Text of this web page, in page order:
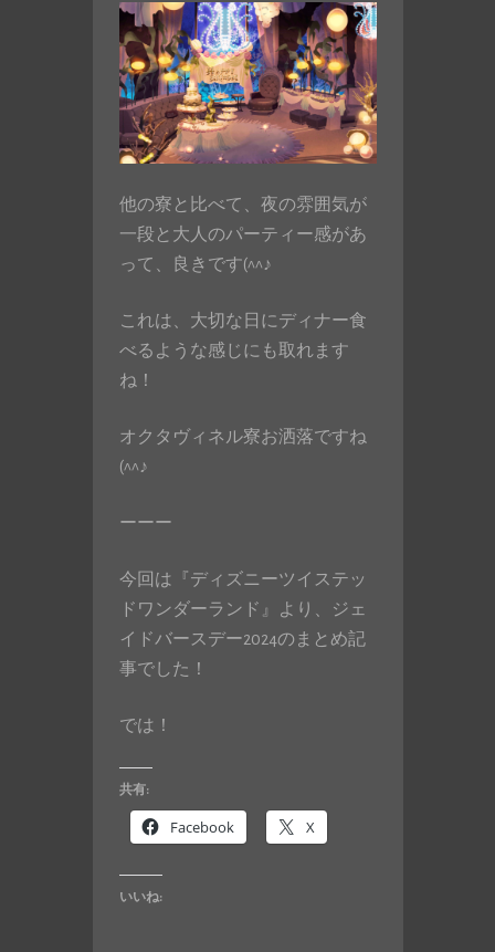
他の寮と比べて、夜の雰囲気が
一段と大人のパーティー感があ
って、良きです(^^♪
これは、大切な日にディナー食
べるような感じにも取れます
ね！
オクタヴィネル寮お洒落ですね
(^^♪
ーーー
今回は『ディズニーツイステッ
ドワンダーランド』より、ジェ
イドバースデー2024のまとめ記
事でした！
では！
共有:
Facebook X
いいね: